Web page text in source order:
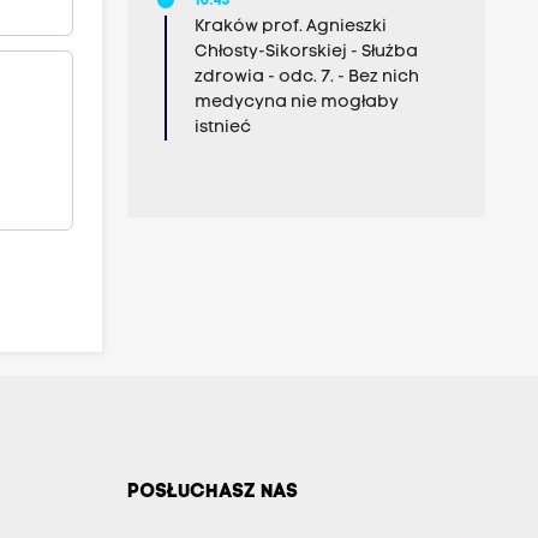
Kraków prof. Agnieszki
Chłosty-Sikorskiej - Służba
zdrowia - odc. 7. - Bez nich
medycyna nie mogłaby
istnieć
POSŁUCHASZ NAS